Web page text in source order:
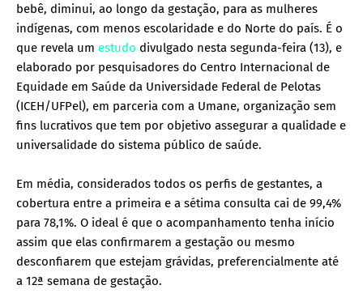
bebê, diminui, ao longo da gestação, para as mulheres
indígenas, com menos escolaridade e do Norte do país. É o
que revela um estudo divulgado nesta segunda-feira (13), e
elaborado por pesquisadores do Centro Internacional de
Equidade em Saúde da Universidade Federal de Pelotas
(ICEH/UFPel), em parceria com a Umane, organização sem
fins lucrativos que tem por objetivo assegurar a qualidade e
universalidade do sistema público de saúde.
Em média, considerados todos os perfis de gestantes, a
cobertura entre a primeira e a sétima consulta cai de 99,4%
para 78,1%. O ideal é que o acompanhamento tenha início
assim que elas confirmarem a gestação ou mesmo
desconfiarem que estejam grávidas, preferencialmente até
a 12ª semana de gestação.